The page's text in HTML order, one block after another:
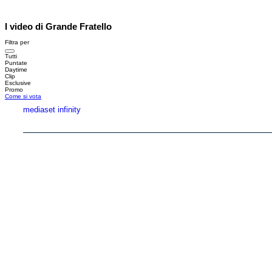
I video di Grande Fratello
Filtra per
Tutti
Puntate
Daytime
Clip
Esclusive
Promo
Come si vota
mediaset infinity